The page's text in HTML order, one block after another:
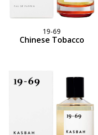
19-69
Chinese Tobacco